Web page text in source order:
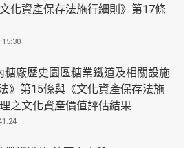
化資產保存法施行細則》第17條
糖廠歷史園區糖業鐵道及相關設施
》第15條與《文化資產保存法施
之文化資產價值評估結果